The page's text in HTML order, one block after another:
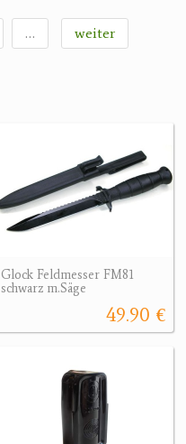
… weiter
Glock Feldmesser FM81
schwarz m.Säge
49.90 €